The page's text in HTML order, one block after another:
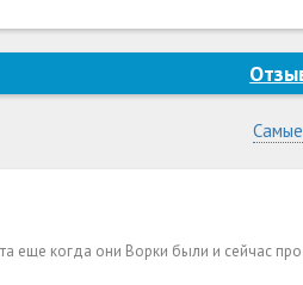
еще когда они Ворки были и сейчас